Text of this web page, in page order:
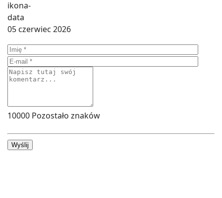
05 czerwiec 2026
10000 Pozostało znaków
Wyślij